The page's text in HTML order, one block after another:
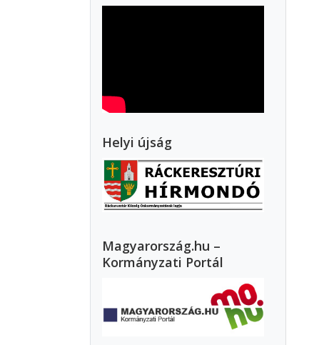
Helyi újság
Magyarország.hu –
Kormányzati Portál